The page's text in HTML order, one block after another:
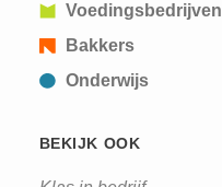
Voedingsbedrijven
Bakkers
Onderwijs
BEKIJK OOK